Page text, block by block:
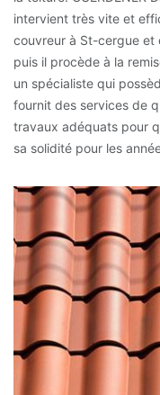
intervient très vite et
couvreur à St-cergue et
puis il procède à la
un spécialiste qui
fournit des services de
travaux adéquats pour
sa solidité pour les